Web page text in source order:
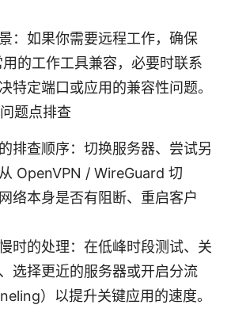
：如果你需要远程工作，确保
的工作工具兼容，必要时联系
特定端口或应用的兼容性问题。
题点排查
排查顺序：切换服务器、尝试另
OpenVPN / WireGuard 切
络本身是否有阻断、重启客户
时的处理：在低峰时段测试、关
选择更近的服务器或开启分流
）以提升关键应用的速度。